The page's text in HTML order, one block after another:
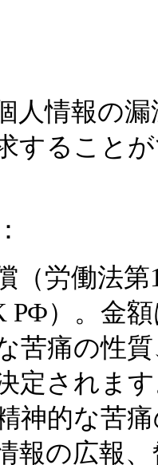
人情報の
すること
（労働法
РФ）。金
苦痛の性
定されま
神的な苦
報の広報